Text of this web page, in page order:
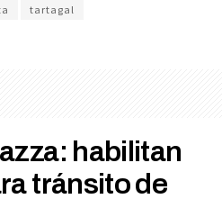
tartagal
habilitan
tránsito de